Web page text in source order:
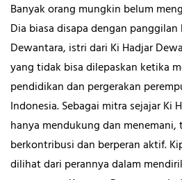
Banyak orang mungkin belum
Dia biasa disapa dengan
Dewantara, istri dari Ki Hadjar
yang tidak bisa dilepaskan ketika
pendidikan dan pergerakan
Indonesia. Sebagai mitra sejajar Ki
hanya mendukung dan
berkontribusi dan berperan aktif.
dilihat dari perannya dalam